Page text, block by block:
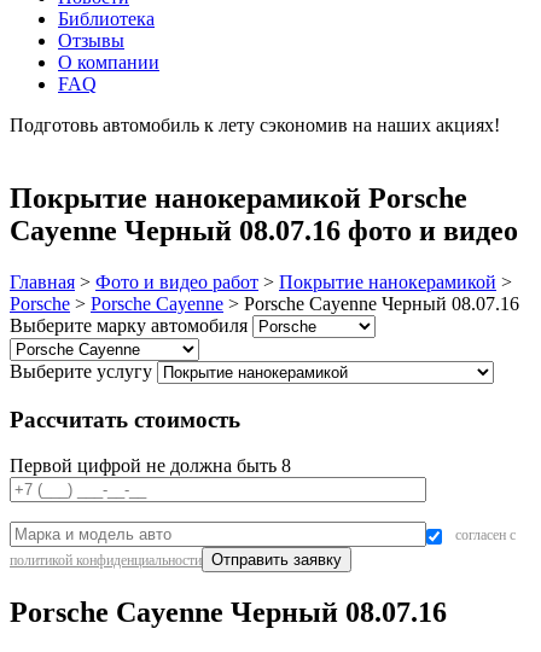
Библиотека
Отзывы
О компании
FAQ
Подготовь автомобиль к лету сэкономив на наших акциях!
Покрытие нанокерамикой Porsche
Cayenne Черный 08.07.16 фото и видео
Главная > Фото и видео работ > Покрытие нанокерамикой >
Porsche > Porsche Cayenne > Porsche Cayenne Черный 08.07.16
Выберите марку автомобиля
Выберите услугу
Рассчитать стоимость
Первой цифрой не должна быть 8
согласен с
политикой конфиденциальности
Porsche Cayenne Черный 08.07.16